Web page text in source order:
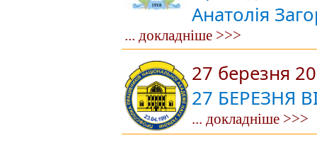
Анатолія
... докладніше >>>
27 березня
27 БЕРЕЗНЯ
... докладніше >>>